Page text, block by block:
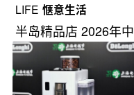
LIFE 惬意生活
半岛精品店 2026年中
秋系列